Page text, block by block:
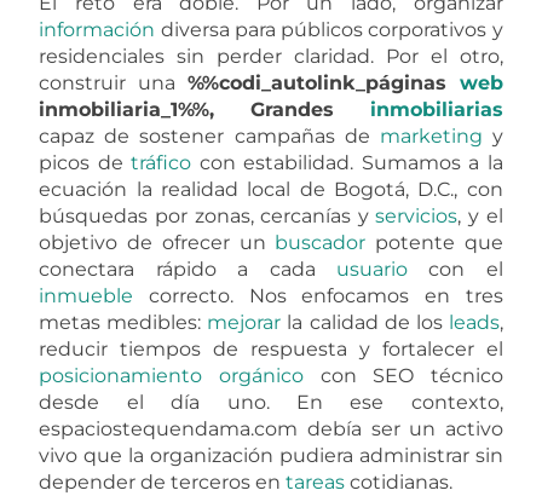
información diversa para públicos corporativos y
residenciales sin perder claridad. Por el otro,
construir una %%codi_autolink_páginas web
inmobiliaria_1%%, Grandes inmobiliarias
capaz de sostener campañas de marketing y
picos detráfico con estabilidad. Sumamos a la
ecuación la realidad local de Bogotá, D.C., con
búsquedas por zonas, cercanías yservicios, y el
objetivo de ofrecer un buscador potente que
conectara rápido a cada usuariocon el
inmueble correcto. Nos enfocamos en tres
metas medibles: mejorar la calidad de los leads,
reducir tiempos de respuesta y fortalecer el
posicionamiento
orgánicocon SEO técnico
desde el día uno. En ese contexto,
espaciostequendama.com debía ser un activo
vivo que la organización pudiera administrar sin
depender de terceros entareas cotidianas.